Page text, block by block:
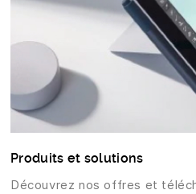
Produits et solutions
Découvrez nos offres et